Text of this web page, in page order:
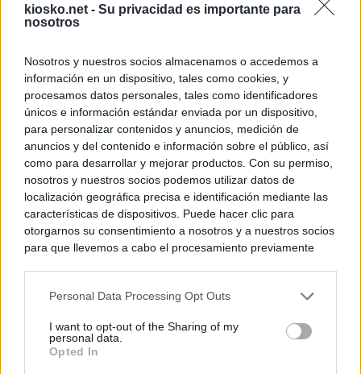
kiosko.net - Su privacidad es importante para
nosotros
Nosotros y nuestros socios almacenamos o accedemos a
información en un dispositivo, tales como cookies, y
procesamos datos personales, tales como identificadores
únicos e información estándar enviada por un dispositivo,
para personalizar contenidos y anuncios, medición de
anuncios y del contenido e información sobre el público, así
como para desarrollar y mejorar productos. Con su permiso,
nosotros y nuestros socios podemos utilizar datos de
localización geográfica precisa e identificación mediante las
características de dispositivos. Puede hacer clic para
otorgarnos su consentimiento a nosotros y a nuestros socios
para que llevemos a cabo el procesamiento previamente
negar su consentimiento. Tenga en cuenta que algún
de su consentimiento, pero usted tiene el derecho de
rechazar tal procesamiento. Sus preferencias se aplicarán
Personal Data Processing Opt Outs
I want to opt-out of the Sharing of my
personal data.
Opted In